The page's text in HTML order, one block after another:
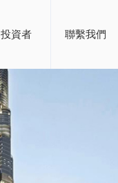
投資者 聯繫我們